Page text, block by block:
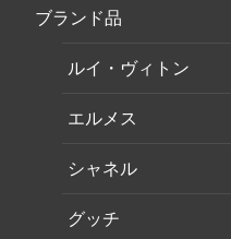
ブランド品
ルイ・ヴィトン
エルメス
シャネル
グッチ